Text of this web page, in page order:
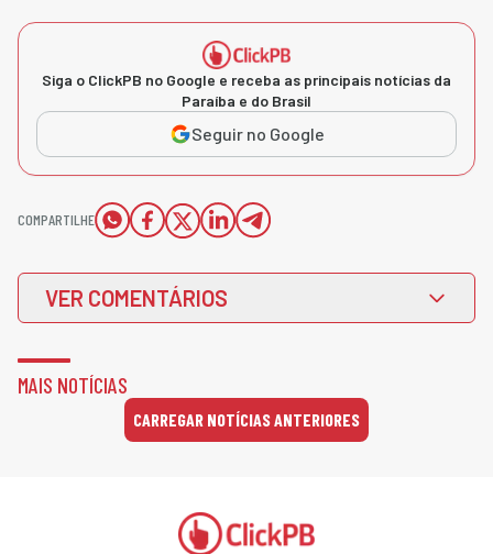
Siga o ClickPB no Google e receba as principais notícias da
Paraíba e do Brasil
Seguir no Google
COMPARTILHE
VER COMENTÁRIOS
MAIS NOTÍCIAS
CARREGAR NOTÍCIAS ANTERIORES